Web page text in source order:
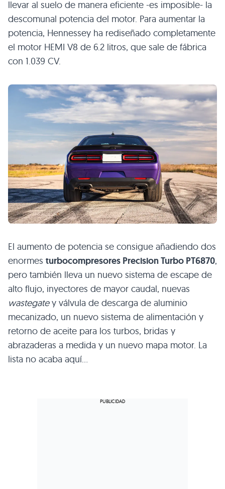
llevar al suelo de manera eficiente -es imposible- la
descomunal potencia del motor. Para aumentar la
potencia, Hennessey ha rediseñado completamente
el motor HEMI V8 de 6.2 litros, que sale de fábrica
con 1.039 CV.
El aumento de potencia se consigue añadiendo dos
enormes turbocompresores Precision Turbo PT6870,
pero también lleva un nuevo sistema de escape de
alto flujo, inyectores de mayor caudal, nuevas
wastegatey válvula de descarga de aluminio
mecanizado, un nuevo sistema de alimentación y
retorno de aceite para los turbos, bridas y
abrazaderas a medida y un nuevo mapa motor. La
lista no acaba aquí…